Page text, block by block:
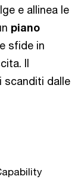
e allinea le
piano
sfide in
Il
scanditi dalle